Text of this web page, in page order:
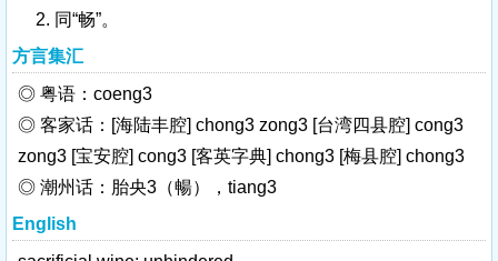
2. 同“畅”。
方言集汇
◎ 粤语：coeng3
◎ 客家话：[海陆丰腔] chong3 zong3 [台湾四县腔] cong3
zong3 [宝安腔] cong3 [客英字典] chong3 [梅县腔] chong3
◎ 潮州话：胎央3（暢），tiang3
English